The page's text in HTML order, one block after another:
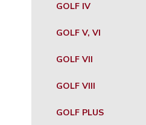
GOLF IV
GOLF V, VI
GOLF VII
GOLF VIII
GOLF PLUS